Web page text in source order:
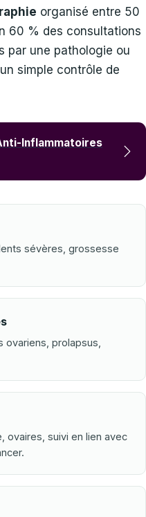
organisé entre 50
60 % des consultations
par une pathologie ou
simple contrôle de
Inflammatoires
sévères, grossesse
prolapsus,
ovaires, suivi en lien avec